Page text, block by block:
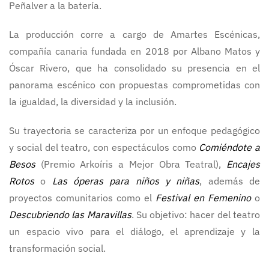
Peñalver a la batería.
La producción corre a cargo de Amartes Escénicas,
compañía canaria fundada en 2018 por Albano Matos y
Óscar Rivero, que ha consolidado su presencia en el
panorama escénico con propuestas comprometidas con
la igualdad, la diversidad y la inclusión.
Su trayectoria se caracteriza por un enfoque pedagógico
y social del teatro, con espectáculos como Comiéndote a
Besos(Premio Arkoíris a Mejor Obra Teatral), Encajes
Rotoso Las óperas para niños y niñas, además de
proyectos comunitarios como el Festival en Femeninoo
Descubriendo las Maravillas. Su objetivo: hacer del teatro
un espacio vivo para el diálogo, el aprendizaje y la
transformación social.